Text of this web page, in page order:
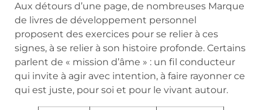
Aux détours d’une page, de nombreuses Marque
de livres de développement personnel
proposent des exercices pour se relier à ces
signes, à se relier à son histoire profonde. Certains
parlent de « mission d’âme » : un fil conducteur
qui invite à agir avec intention, à faire rayonner ce
qui est juste, pour soi et pour le vivant autour.